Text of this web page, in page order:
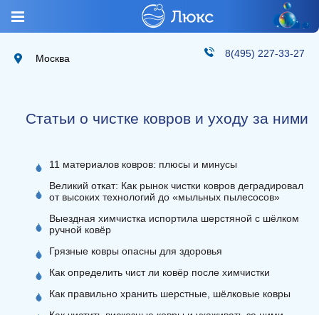
Москва 8(495) 227-33-27
Статьи о чистке ковров и уходу за ними
11 материалов ковров: плюсы и минусы
Великий откат: Как рынок чистки ковров деградировал
от высоких технологий до «мыльных пылесосов»
Выездная химчистка испортила шерстяной с шёлком
ручной ковёр
Грязные ковры опасны для здоровья
Как определить чист ли ковёр после химчистки
Как правильно хранить шерстные, шёлковые ковры